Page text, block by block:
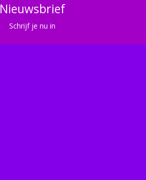
Nieuwsbrief
Schrijf je nu in